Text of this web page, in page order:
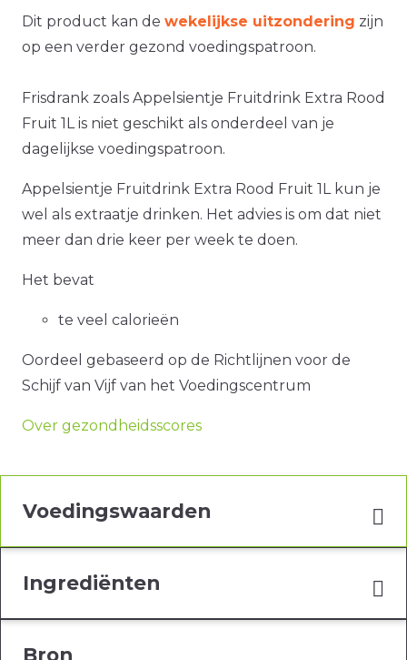
Dit product kan de wekelijkse uitzondering zijn
op een verder gezond voedingspatroon.
Frisdrank zoals Appelsientje Fruitdrink Extra Rood
Fruit 1L is niet geschikt als onderdeel van je
dagelijkse voedingspatroon.
Appelsientje Fruitdrink Extra Rood Fruit 1L kun je
wel als extraatje drinken. Het advies is om dat niet
meer dan drie keer per week te doen.
Het bevat
te veel calorieën
Oordeel gebaseerd op de Richtlijnen voor de
Schijf van Vijf van het Voedingscentrum
Over gezondheidsscores
Voedingswaarden
Ingrediënten
Bron